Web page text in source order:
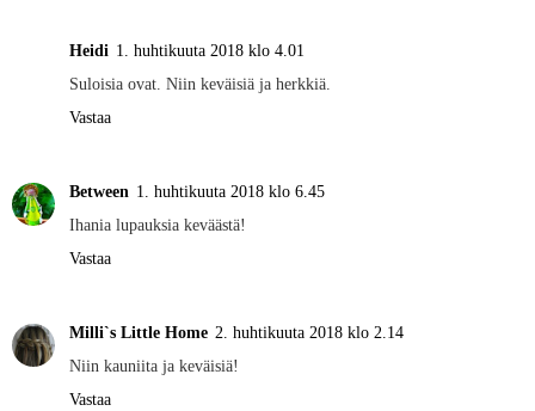
Heidi 1. huhtikuuta 2018 klo 4.01
Suloisia ovat. Niin keväisiä ja herkkiä.
Vastaa
Between 1. huhtikuuta 2018 klo 6.45
Ihania lupauksia keväästä!
Vastaa
Milli`s Little Home 2. huhtikuuta 2018 klo 2.14
Niin kauniita ja keväisiä!
Vastaa